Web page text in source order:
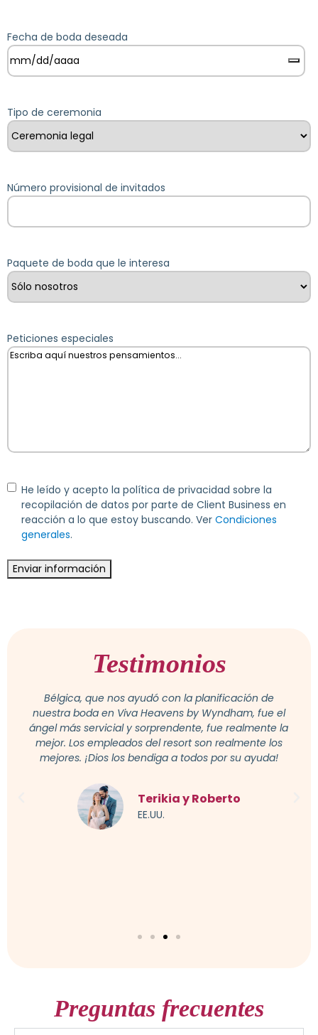
Fecha de boda deseada
Tipo de ceremonia
Número provisional de invitados
Paquete de boda que le interesa
Peticiones especiales
Consentimiento
He leído y acepto la política de privacidad sobre la
recopilación de datos por parte de Client Business en
reacción a lo que estoy buscando. Ver Condiciones
generales.
Enviar información
Testimonios
¡Osmeiry fue increíble! Muy receptivo y eficiente en
todas las áreas. Todo fue simplemente perfecto, no
podría haber pedido un día mejor. ¡Muchas gracias
por todo!
EE.UU.
Preguntas frecuentes